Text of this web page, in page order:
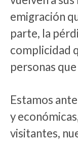
emigración
parte, la
complicidad
personas
Estamos
y
visitantes,